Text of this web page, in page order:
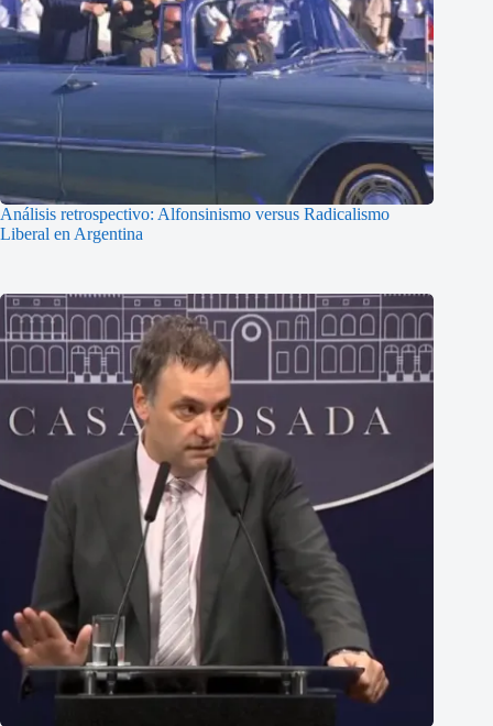
Análisis retrospectivo: Alfonsinismo versus Radicalismo
Liberal en Argentina